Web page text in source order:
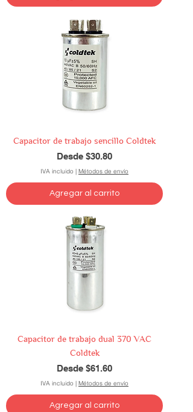
Capacitor de trabajo sencillo Coldtek
Desde $30.80
Precio de oferta
IVA incluido | Métodos de envío
Agregar al carrito
Capacitor de trabajo dual 370 VAC
Coldtek
Desde $61.60
Precio de oferta
IVA incluido | Métodos de envío
Agregar al carrito